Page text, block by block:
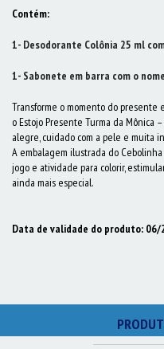
Contém:
1- Desodorante Colônia 25 ml
1- Sabonete em barra com o
Transforme o momento do presente
o Estojo Presente Turma da Mônica
alegre, cuidado com a pele e muita
A embalagem ilustrada do
jogo e atividade para colorir,
ainda mais especial.
Data de validade do produto: 06/